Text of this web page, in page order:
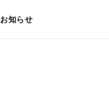
お知らせ